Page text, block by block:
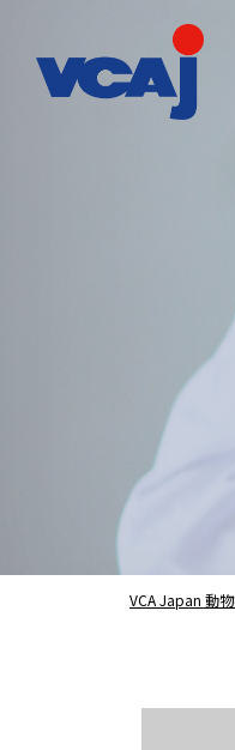
VCA Japan 動